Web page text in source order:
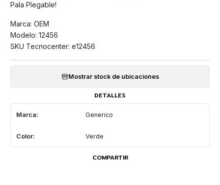
Pala Plegable!
Marca: OEM
Modelo: 12456
SKU Tecnocenter: e12456
Mostrar stock de ubicaciones
DETALLES
Marca: Generico
Color: Verde
COMPARTIR